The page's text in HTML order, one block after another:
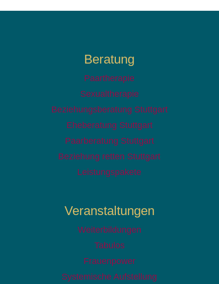
Beratung
Paartherapie
Sexualtherapie
Beziehungsberatung Stuttgart
Eheberatung Stuttgart
Paarberatung Stuttgart
Beziehung retten Stuttgart
Leistungspakete
Veranstaltungen
Weiterbildungen
Tabulos
Frauenpower
Systemische Aufstellung